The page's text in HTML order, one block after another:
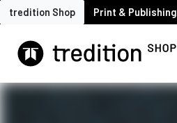
tredition Shop Print & Publishing